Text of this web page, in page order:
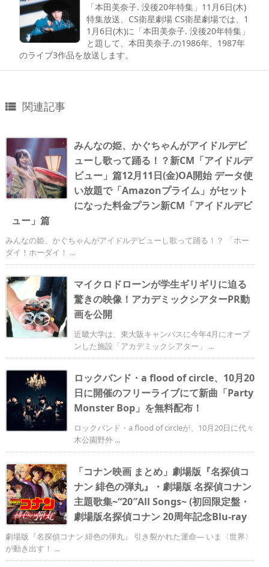
「本田美奈子. 没後20年特集」11月6日(木)
特集放送、CS衛星劇場 CS衛星劇場では、1
1月6日(木)に「本田美奈子. 没後20年特集」
と題して、本田美奈子.の1986年、1987年
のライブ3作品を放送します。
 関連記事
みんなの姫、かぐちゃんがアイドルデビ
ューし歌って踊る！？新CM「アイドルデ
ビュー」篇12月11日(金)OA開始 データ使
い放題で「Amazonプライム」がセット
になった料金プラン新CM「アイドルデビ
ュー」篇
みんなの姫、かぐちゃんがアイドルデビューし歌って踊る！？ 「ホー
ダイ！ホーダイ！ ...
マイクロドローンが学生ギリギリに迫る
驚きの映像！アカデミックシアターPR動
画を公開
近畿大学は、東大阪キャンパスに今年4月にオープ
ンした施設「アカデミックシアター」 ...
ロックバンド・a flood of circle、10月20
日に開催のフリーライブにて新曲「Party
Monster Bop」を無料配布！
ロックバンド・a flood of circleが、10月20日に代々
木公園野外 ...
「コナン映画 まとめ」劇場版『名探偵コ
ナン 緋色の弾丸』・劇場版 名探偵コナン
主題歌集~“20″All Songs~ (初回限定盤・
劇場版名探偵コナン 20周年記念Blu-ray
劇場版『名探偵コナン 緋色の弾丸』 引き裂かれた運命— いま〈世界〉
が動き出す！ ...